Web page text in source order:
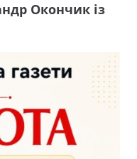
Окончик із